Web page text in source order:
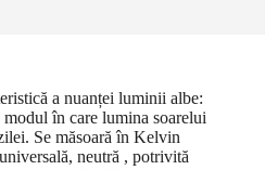
a nuanței luminii albe:
în care lumina soarelui
Se măsoară în Kelvin
neutră , potrivită